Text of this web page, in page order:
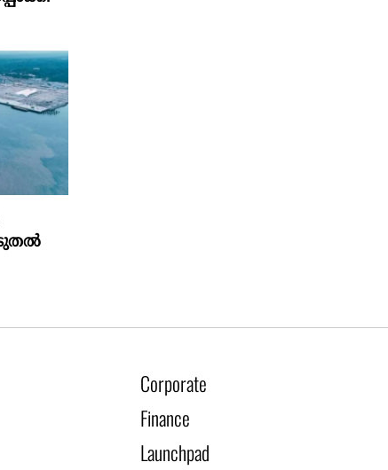
Corporate
Finance
Launchpad